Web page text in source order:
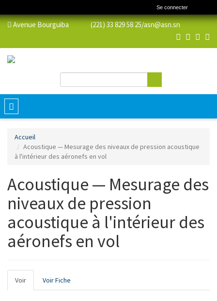
Se connecter
Avenue Bourguiba (221) 33 829 58 25/asn@asn.sn
Formulaire de recherche
Toggle
navigation
Accueil
Acoustique — Mesurage des niveaux de pression acoustique
à l'intérieur des aéronefs en vol
Acoustique — Mesurage des
niveaux de pression
acoustique à l'intérieur des
aéronefs en vol
Onglets
principaux
Voir (onglet
actif)
Voir Fiche